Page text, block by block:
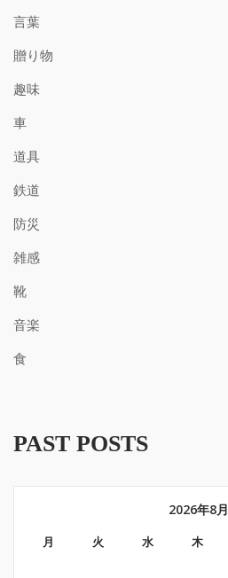
言葉
贈り物
趣味
車
道具
鉄道
防災
雑感
靴
音楽
食
PAST POSTS
2026年8月
月 火 水 木